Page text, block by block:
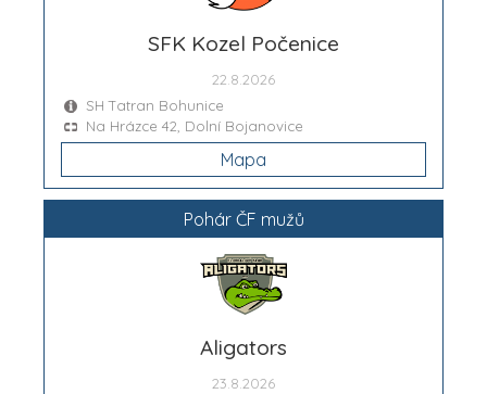
SFK Kozel Počenice
22.8.2026
SH Tatran Bohunice
Na Hrázce 42, Dolní Bojanovice
Mapa
Pohár ČF mužů
Aligators
23.8.2026